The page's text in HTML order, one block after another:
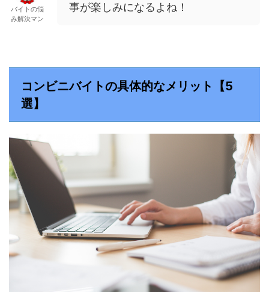
バイトの悩
み解決マン
事が楽しみになるよね！
コンビニバイトの具体的なメリット【5
選】